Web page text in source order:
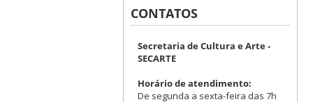
CONTATOS
Secretaria de Cultura e Arte -
SECARTE
Horário de atendimento:
De segunda a sexta-feira das 7h